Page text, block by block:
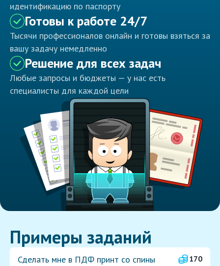
идентификацию по паспорту
Готовы к работе 24/7
Тысячи профессионалов онлайн и готовы взяться за
вашу задачу немедленно
Решение для всех задач
Любые запросы и бюджеты — у нас есть
специалисты для каждой цели
Примеры заданий
Сделать мне в ПДФ принт со спины
170